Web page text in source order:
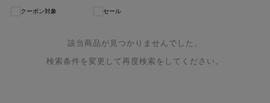
クーポン対象 セール
該当商品が見つかりませんでした。
検索条件を変更して再度検索をしてください。